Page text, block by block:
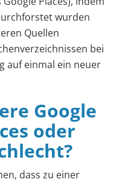
wurden
Quellen
bei
auf einmal ein neuer
Google
oder
dass zu einer